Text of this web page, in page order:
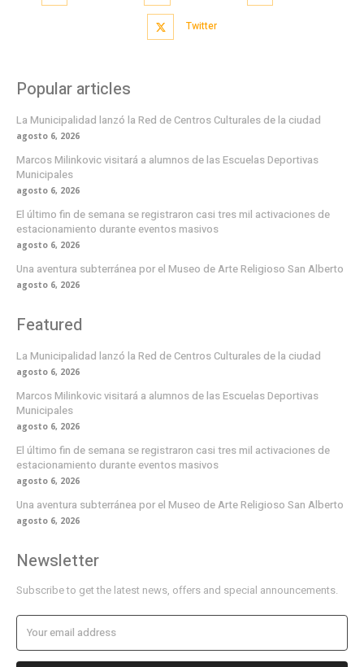
Twitter
Popular articles
La Municipalidad lanzó la Red de Centros Culturales de la ciudad
agosto 6, 2026
Marcos Milinkovic visitará a alumnos de las Escuelas Deportivas
Municipales
agosto 6, 2026
El último fin de semana se registraron casi tres mil activaciones de
estacionamiento durante eventos masivos
agosto 6, 2026
Una aventura subterránea por el Museo de Arte Religioso San Alberto
agosto 6, 2026
Featured
La Municipalidad lanzó la Red de Centros Culturales de la ciudad
agosto 6, 2026
Marcos Milinkovic visitará a alumnos de las Escuelas Deportivas
Municipales
agosto 6, 2026
El último fin de semana se registraron casi tres mil activaciones de
estacionamiento durante eventos masivos
agosto 6, 2026
Una aventura subterránea por el Museo de Arte Religioso San Alberto
agosto 6, 2026
Newsletter
Subscribe to get the latest news, offers and special announcements.